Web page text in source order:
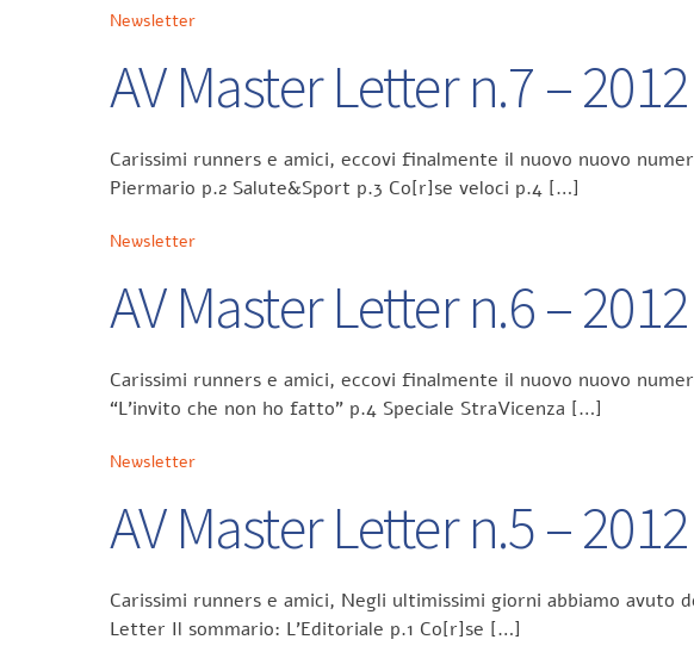
Newsletter
AV Master Letter n.7 – 2012
Carissimi runners e amici, eccovi finalmente il nuovo nuovo
Piermario p.2 Salute&Sport p.3 Co[r]se veloci p.4 […]
Newsletter
AV Master Letter n.6 – 2012
Carissimi runners e amici, eccovi finalmente il nuovo nuovo
“L’invito che non ho fatto” p.4 Speciale StraVicenza […]
Newsletter
AV Master Letter n.5 – 2012
Carissimi runners e amici, Negli ultimissimi giorni abbiamo
Letter Il sommario: L’Editoriale p.1 Co[r]se […]